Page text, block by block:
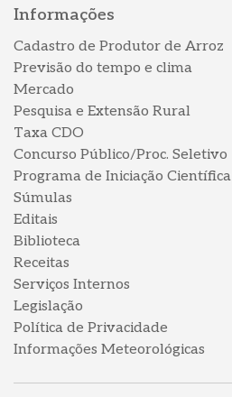
Informações
Cadastro de Produtor de Arroz
Previsão do tempo e clima
Mercado
Pesquisa e Extensão Rural
Taxa CDO
Concurso Público/Proc. Seletivo
Programa de Iniciação Científica
Súmulas
Editais
Biblioteca
Receitas
Serviços Internos
Legislação
Política de Privacidade
Informações Meteorológicas